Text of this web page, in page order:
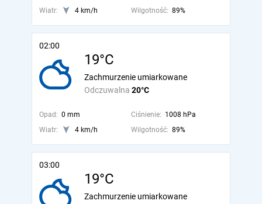
Wiatr:
4 km/h Wilgotność: 89%
02:00
19°C
Odczuwalna 20°C
Zachmurzenie umiarkowane
Opad: 0 mm Ciśnienie: 1008 hPa
Wiatr:
4 km/h Wilgotność: 89%
03:00
19°C
Zachmurzenie umiarkowane